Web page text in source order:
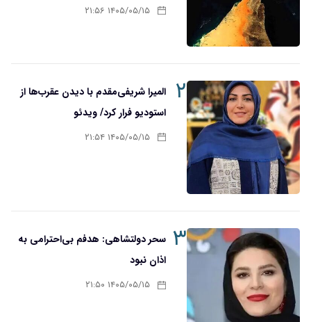
۱۴۰۵/۰۵/۱۵ ۲۱:۵۶
۲
المیرا شریفی‌مقدم با دیدن عقرب‌ها از
استودیو فرار کرد/ ویدئو
۱۴۰۵/۰۵/۱۵ ۲۱:۵۴
۳ سحر دولتشاهی: هدفم بی‌احترامی به
اذان نبود
۱۴۰۵/۰۵/۱۵ ۲۱:۵۰